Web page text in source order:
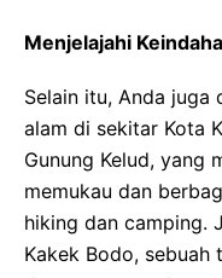
Menjelajahi
Selain itu, Anda juga
alam di sekitar Kota
Gunung Kelud, yang
memukau dan
hiking dan camping.
Kakek Bodo, sebuah